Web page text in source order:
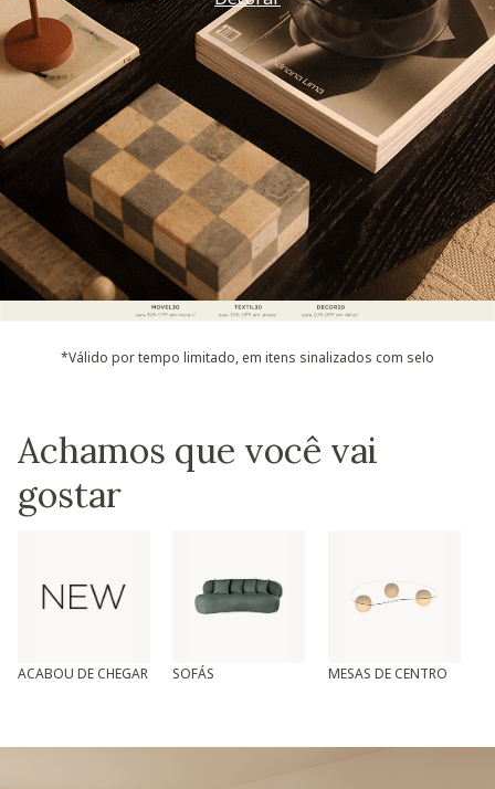
*Válido por tempo limitado, em itens sinalizados com selo
Achamos que você vai
gostar
ACABOU DE CHEGAR SOFÁS MESAS DE CENTRO